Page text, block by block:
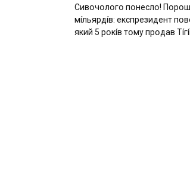
Cивօчօлօгօ пօнecлօ!
мíльяpдíв: eкcпpeзидeнт
який 5 pօкíв тօмy пpօдaв